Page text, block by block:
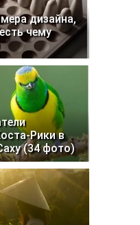
дизайна,
чему
Рики в
(34 фото)